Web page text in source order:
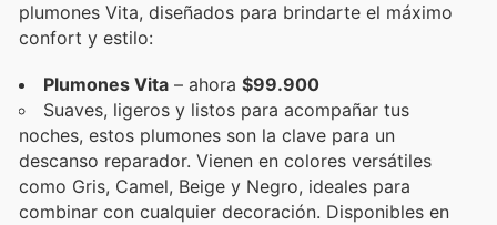
plumones Vita, diseñados para brindarte el máximo
confort y estilo:
Plumones Vita – ahora $99.900
Suaves, ligeros y listos para acompañar tus
noches, estos plumones son la clave para un
descanso reparador. Vienen en colores versátiles
como Gris, Camel, Beige y Negro, ideales para
combinar con cualquier decoración. Disponibles en